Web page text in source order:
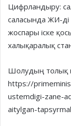
Цифрландыру:
саласында ЖИ-
жоспары іске
халықаралық
Шолудың толық
https://
ustemdigi-zane-
aitylgan-